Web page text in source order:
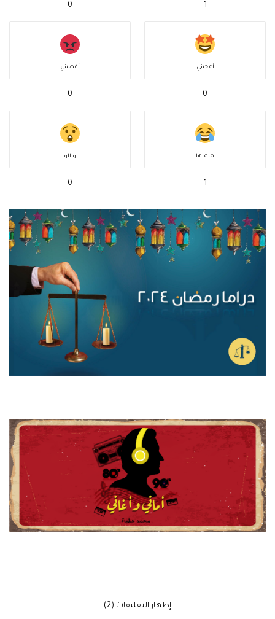
1
0
أعجبني
0
أغضبني
0
هاهاها
1
واااو
0
‫إظهار التعليقات (2)